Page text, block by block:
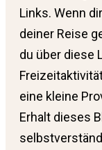
Links. Wenn
deiner Reise
du über diese
eine kleine
Erhalt dieses